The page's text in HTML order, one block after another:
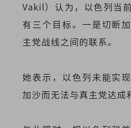
Vakil）认为，以色列当
有三个目标。一是切断
主党战线之间的联系。
她表示，以色列未能实
加沙而无法与真主党达成